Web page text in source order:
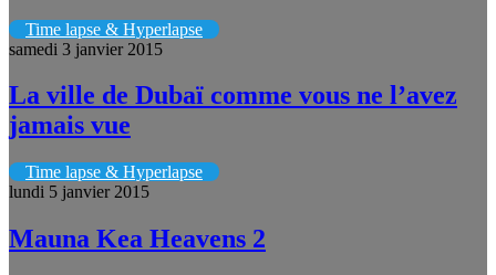
Time lapse & Hyperlapse
samedi 3 janvier 2015
La ville de Dubaï comme vous ne l’avez
jamais vue
Time lapse & Hyperlapse
lundi 5 janvier 2015
Mauna Kea Heavens 2